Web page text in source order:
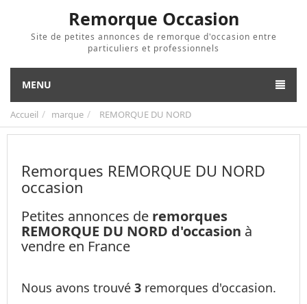
Remorque Occasion
Site de petites annonces de remorque d'occasion entre
particuliers et professionnels
MENU
Accueil marque REMORQUE DU NORD
Remorques REMORQUE DU NORD
occasion
Petites annonces de remorques
REMORQUE DU NORD d'occasion à
vendre en France
Nous avons trouvé 3 remorques d'occasion.